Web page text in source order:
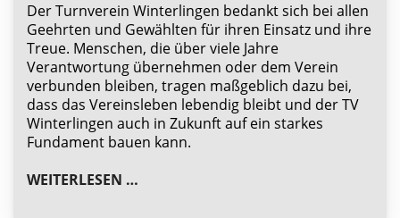
Der Turnverein Winterlingen bedankt sich bei allen
Geehrten und Gewählten für ihren Einsatz und ihre
Treue. Menschen, die über viele Jahre
Verantwortung übernehmen oder dem Verein
verbunden bleiben, tragen maßgeblich dazu bei,
dass das Vereinsleben lebendig bleibt und der TV
Winterlingen auch in Zukunft auf ein starkes
Fundament bauen kann.
WEITERLESEN …